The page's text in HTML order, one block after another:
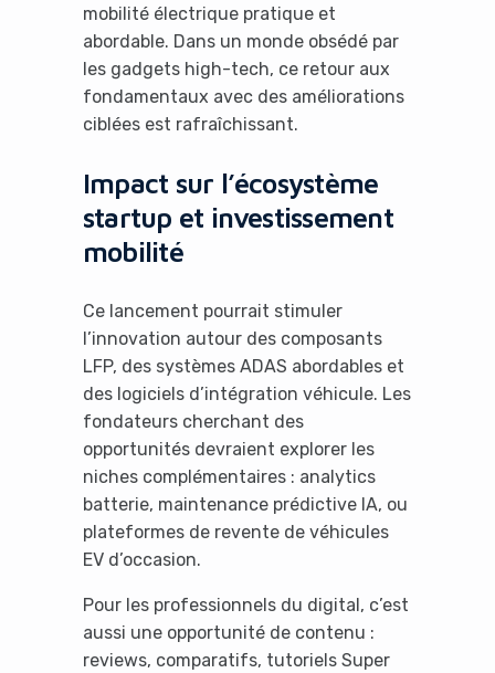
mobilité électrique pratique et
abordable. Dans un monde obsédé par
les gadgets high-tech, ce retour aux
fondamentaux avec des améliorations
ciblées est rafraîchissant.
Impact sur l’écosystème
startup et investissement
mobilité
Ce lancement pourrait stimuler
l’innovation autour des composants
LFP, des systèmes ADAS abordables et
des logiciels d’intégration véhicule. Les
fondateurs cherchant des
opportunités devraient explorer les
niches complémentaires : analytics
batterie, maintenance prédictive IA, ou
plateformes de revente de véhicules
EV d’occasion.
Pour les professionnels du digital, c’est
aussi une opportunité de contenu :
reviews, comparatifs, tutoriels Super